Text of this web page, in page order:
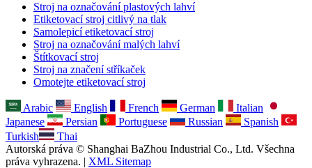
Stroj na označování plastových lahví
Etiketovací stroj citlivý na tlak
Samolepicí etiketovací stroj
Stroj na označování malých lahví
Štítkovací stroj
Stroj na značení stříkaček
Omotejte etiketovací stroj
Arabic English French German
Italian
Japanese
Persian Portuguese Russian
Spanish
Turkish
Thai
Autorská práva © Shanghai BaZhou Industrial Co., Ltd. Všechna
práva vyhrazena. | XML Sitemap